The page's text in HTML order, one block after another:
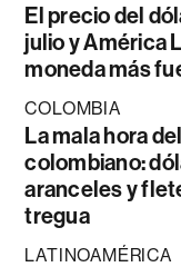
El precio del
julio y América
moneda más
COLOMBIA
La mala hora
colombiano:
aranceles y
tregua
LATINOAMÉRICA